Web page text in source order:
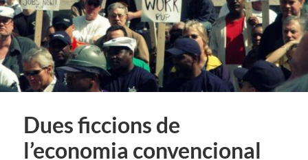
Dues ficcions de
l’economia convencional